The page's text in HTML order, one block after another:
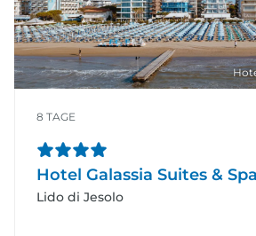
8 TAGE
Hotel Galassia Suites & Spa
Lido di Jesolo